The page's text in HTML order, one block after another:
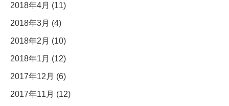
2018年4月 (11)
2018年3月 (4)
2018年2月 (10)
2018年1月 (12)
2017年12月 (6)
2017年11月 (12)